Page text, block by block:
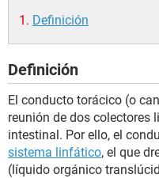
SEXUALIDAD
GLOSARIO
Definición
Definición
El conducto torácico (o
reunión de dos colectores
intestinal. Por ello, el
sistema linfático, el que
(líquido orgánico